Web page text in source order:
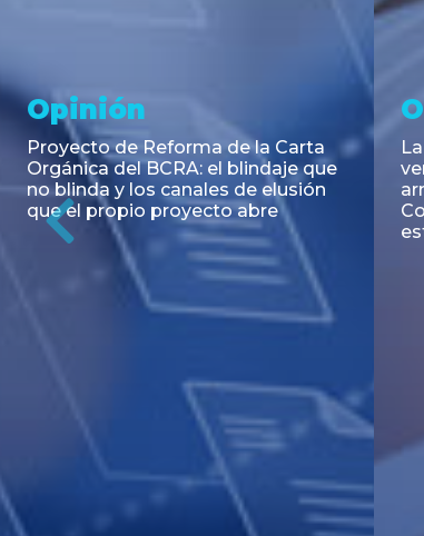
Noticia
RESOLUCIÓN 271/2026 de la
SECRETARIA DE COORDINACIÓN
DE PRODUCCIÓN: Actualización y
unificación de las advertencias
obligatorias en la publicidad de
juegos y apuestas en...
Previous